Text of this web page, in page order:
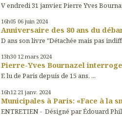
V endredi 31 janvier, Pierre Yves
16h05 06 juin 2024
Anniversaire des 80 ans du
D ans son livre "Détachée mais pas
13h30 12 mars 2024
Pierre-Yves Bournazel
E lu de Paris depuis de 15 ans, ...
16h12 21 janv. 2024
Municipales à Paris: «Face à la
ENTRETIEN - Désigné par Édouard